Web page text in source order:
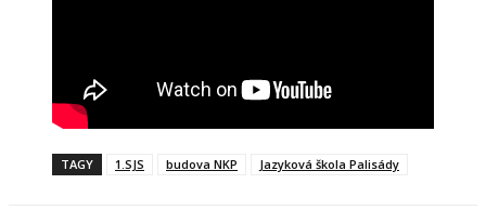
TAGY 1.SJS budova NKP Jazyková škola Palisády